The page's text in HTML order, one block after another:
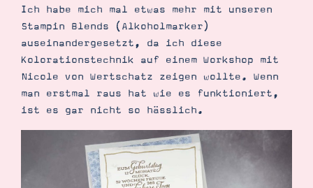
Bestellen
Kontakt
Angebote
Demonstrator werden
Ich habe mich mal etwas mehr mit unseren
Stampin Blends (Alkoholmarker)
auseinandergesetzt, da ich diese
Kolorationstechnik auf einem Workshop mit
Nicole von Wertschatz zeigen wollte. Wenn
man erstmal raus hat wie es funktioniert,
ist es gar nicht so hässlich.